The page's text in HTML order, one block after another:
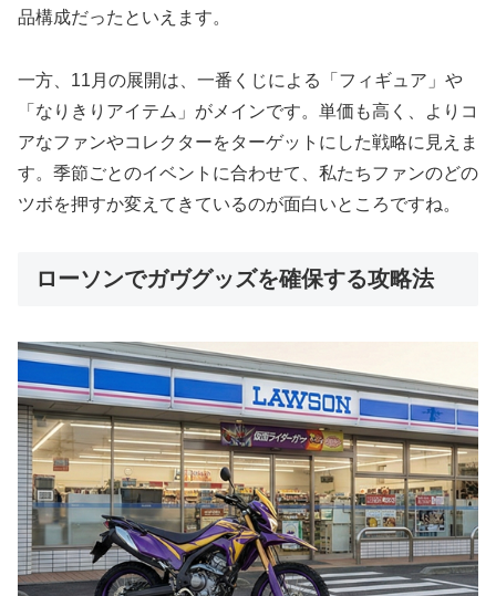
品構成だったといえます。
一方、11月の展開は、一番くじによる「フィギュア」や
「なりきりアイテム」がメインです。単価も高く、よりコ
アなファンやコレクターをターゲットにした戦略に見えま
す。季節ごとのイベントに合わせて、私たちファンのどの
ツボを押すか変えてきているのが面白いところですね。
ローソンでガヴグッズを確保する攻略法